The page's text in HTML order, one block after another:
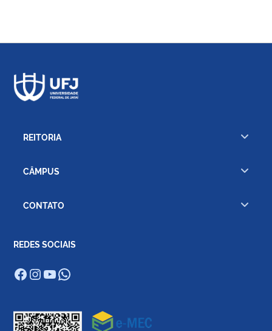
REITORIA
CÂMPUS
CONTATO
REDES SOCIAIS